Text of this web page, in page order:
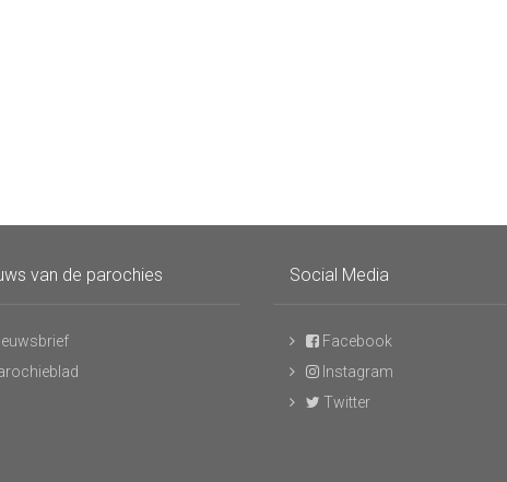
van de parochies Social Media
Facebook
Instagram
Twitter